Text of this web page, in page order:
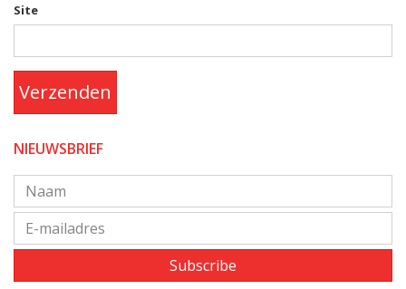
Site
Verzenden
NIEUWSBRIEF
Subscribe